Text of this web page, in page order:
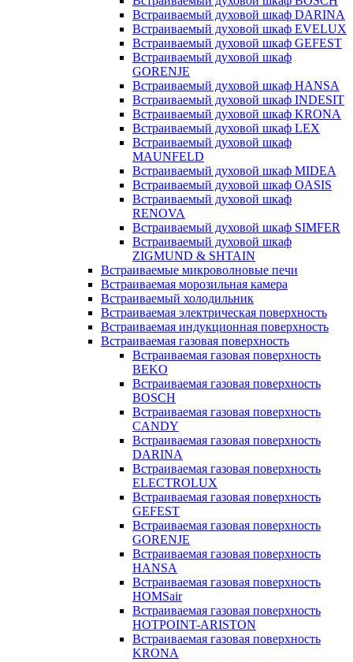
Встраиваемый духовой шкаф DARINA
Встраиваемый духовой шкаф EVELUX
Встраиваемый духовой шкаф GEFEST
Встраиваемый духовой шкаф
GORENJE
Встраиваемый духовой шкаф HANSA
Встраиваемый духовой шкаф INDESIT
Встраиваемый духовой шкаф KRONA
Встраиваемый духовой шкаф LEX
Встраиваемый духовой шкаф
MAUNFELD
Встраиваемый духовой шкаф MIDEA
Встраиваемый духовой шкаф OASIS
Встраиваемый духовой шкаф
RENOVA
Встраиваемый духовой шкаф SIMFER
Встраиваемый духовой шкаф
ZIGMUND & SHTAIN
Встраиваемые микроволновые печи
Встраиваемая морозильная камера
Встраиваемый холодильник
Встраиваемая электрическая поверхность
Встраиваемая индукционная поверхность
Встраиваемая газовая поверхность
Встраиваемая газовая поверхность
BEKO
Встраиваемая газовая поверхность
BOSCH
Встраиваемая газовая поверхность
CANDY
Встраиваемая газовая поверхность
DARINA
Встраиваемая газовая поверхность
ELECTROLUX
Встраиваемая газовая поверхность
GEFEST
Встраиваемая газовая поверхность
GORENJE
Встраиваемая газовая поверхность
HANSA
Встраиваемая газовая поверхность
HOMSair
Встраиваемая газовая поверхность
HOTPOINT-ARISTON
Встраиваемая газовая поверхность
KRONA